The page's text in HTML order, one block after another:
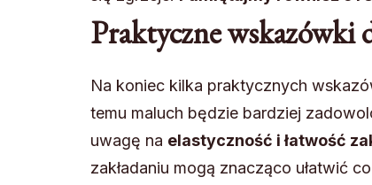
Praktyczne wskazówki
Na koniec kilka praktycznych
temu maluch będzie bardziej
uwagę na elastyczność i łatwość
zakładaniu mogą znacząco ułatwić